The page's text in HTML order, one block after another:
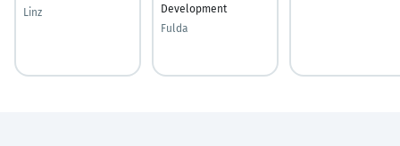
Linz
Development
Fulda